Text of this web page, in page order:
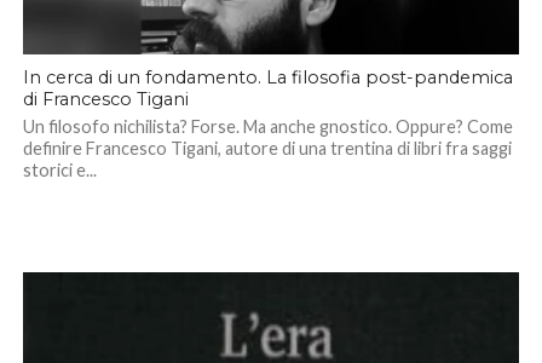
In cerca di un fondamento. La filosofia post-pandemica
di Francesco Tigani
Un filosofo nichilista? Forse. Ma anche gnostico. Oppure? Come
definire Francesco Tigani, autore di una trentina di libri fra saggi
storici e...